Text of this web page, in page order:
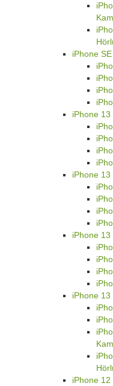
iPhone
iPhone 13
iPhone 13
iPhone 13
iPhone
iPhone 12